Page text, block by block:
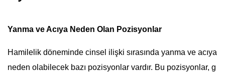
Yanma ve Acıya Neden Olan Pozisyonlar
Hamilelik döneminde cinsel ilişki sırasında yanma ve acıya
neden olabilecek bazı pozisyonlar vardır. Bu pozisyonlar, g